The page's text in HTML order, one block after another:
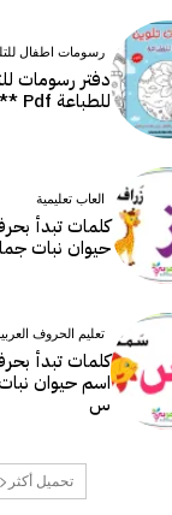
رسومات اطفال
دفتر رسومات
للطباعة Pdf ** جديدة 2026
العاب تعليمية
كلمات تبدأ
حيوان نبات
تعليم الحروف
كلمات تبدأ
اسم حيوان
س
تحميل أكثر